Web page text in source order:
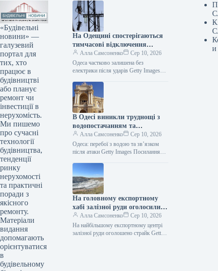
«Будівельні
новини» —
галузевий
портал для
тих, хто
працює в
будівництві
або планує
ремонт чи
інвестиції в
нерухомість.
Ми пишемо
про сучасні
технології
будівництва,
тенденції
ринку
нерухомості
та практичні
поради з
якісного
ремонту.
Матеріали
видання
допомагають
орієнтуватися
в
будівельному
На Одещині спостерігаються
тимчасові відключення
електроенергії через одну з
найсерйозніших атак,
здійснених РФ.
Алла Самсоненко
Сер 10, 2026
Одеса частково залишена без
електрики після ударів Getty Images
один із наймасовіших нападів на
Одещину цього…
В Одесі виникли труднощі з
водопостачанням та
комунікаціями після ударів.
Алла Самсоненко
Сер 10, 2026
Одеса: перебої з водою та зв’язком
після атаки Getty Images Посилання
російськими військами,…
На головному експортному
хабі залізної руди оголосили
страйк.
Алла Самсоненко
Сер 10, 2026
На найбільшому експортному центрі
залізної руди оголошено страйк Getty
и